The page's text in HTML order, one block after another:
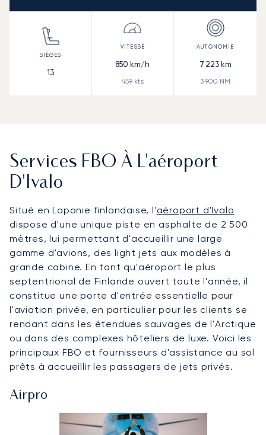
13
850 km/h
459 kts
7 223km
3 900 NM
Services FBO À L'aéroport
D'Ivalo
Situé en Laponie finlandaise, l'aéroport d'Ivalo
dispose d'une unique piste en asphalte de 2 500
mètres, lui permettant d'accueillir une large
gamme d'avions, des light jets aux modèles à
grande cabine. En tant qu'aéroport le plus
septentrional de Finlande ouvert toute l'année, il
constitue une porte d'entrée essentielle pour
l'aviation privée, en particulier pour les clients se
rendant dans les étendues sauvages de l'Arctique
ou dans des complexes hôteliers de luxe. Voici les
principaux FBO et fournisseurs d'assistance au sol
prêts à accueillir les passagers de jets privés.
Airpro